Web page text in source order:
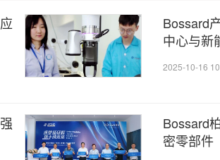
Bossard
中心与新
2025-10-16
Bossard
密零部件